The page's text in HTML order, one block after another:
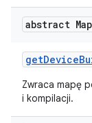
abstract
getDevice
Zwraca mapę
i kompilacji.